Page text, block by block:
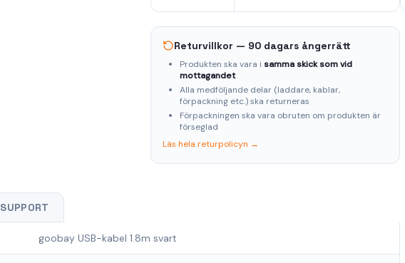
Returvillkor — 90 dagars ångerrätt
Produkten ska vara i samma skick som vid
mottagandet
Alla medföljande delar (laddare, kablar,
förpackning etc.) ska returneras
Förpackningen ska vara obruten om produkten är
förseglad
Läs hela returpolicyn →
SUPPORT
goobay USB-kabel 1.8m svart
Missa inte våra erbjudanden!
Prenumerera på vårt nyhetsbrev och ta del av exklusiva